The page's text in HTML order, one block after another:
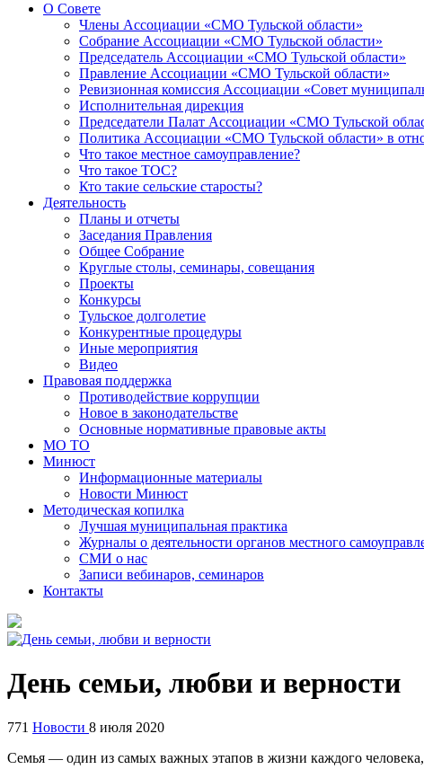
О Совете
Члены Ассоциации «СМО Тульской области»
Собрание Ассоциации «СМО Тульской области»
Председатель Ассоциации «СМО Тульской области»
Правление Ассоциации «СМО Тульской области»
Ревизионная комиссия Ассоциации «Совет
Исполнительная дирекция
Председатели Палат Ассоциации «СМО Тульской
Политика Ассоциации «СМО Тульской области» в
Что такое местное самоуправление?
Что такое ТОС?
Кто такие сельские старосты?
Деятельность
Планы и отчеты
Заседания Правления
Общее Собрание
Круглые столы, семинары, совещания
Проекты
Конкурсы
Тульское долголетие
Конкурентные процедуры
Иные мероприятия
Видео
Правовая поддержка
Противодействие коррупции
Новое в законодательстве
Основные нормативные правовые акты
МО ТО
Минюст
Информационные материалы
Новости Минюст
Методическая копилка
Лучшая муниципальная практика
Журналы о деятельности органов местного
СМИ о нас
Записи вебинаров, семинаров
Контакты
День семьи, любви и верности
771 Новости 8 июля 2020
Семья — один из самых важных этапов в жизни каждого